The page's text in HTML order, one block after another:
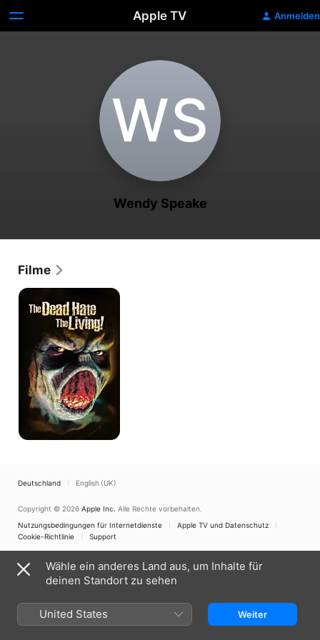
Apple TV Anmelden
W‌S
Wendy Speake
Filme
The
Dead
Hate
Living
Deutschland English (UK)
Copyright © 2026 Apple Inc. Alle Rechte vorbehalten.
Nutzungsbedingungen für Internetdienste
Apple TV und Datenschutz
Cookie-Richtlinie
Support
Wähle ein anderes Land aus, um Inhalte für
deinen Standort zu sehen
United States Weiter